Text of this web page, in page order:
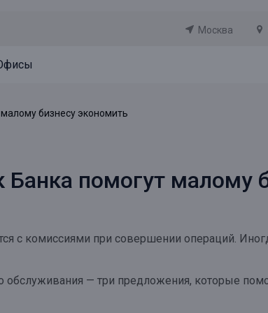
Москва
бизнесу экономить
помогут малому
с комиссиями при совершении операций.
обслуживания — три предложения, которые